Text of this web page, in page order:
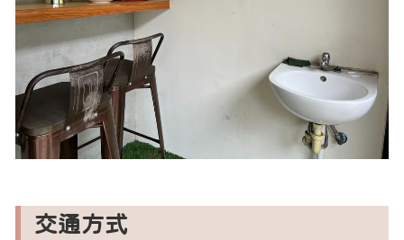
交通方式